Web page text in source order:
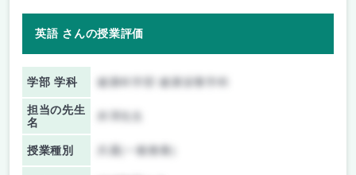
英語 さんの授業評価
学部 学科 健康科学部 健康栄養学科
担当の先生
名
授業種別 共通(一般教養)